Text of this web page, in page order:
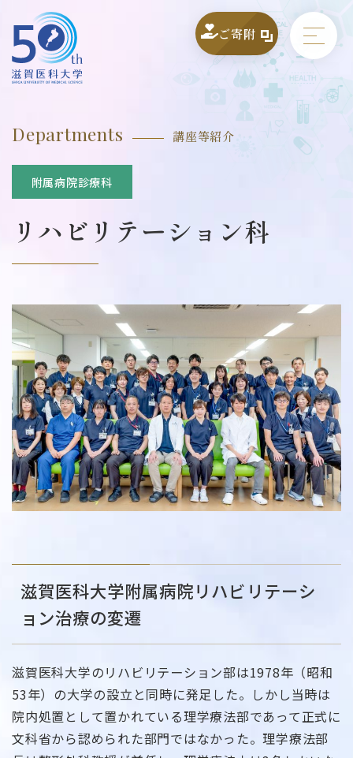
ご寄附
Departments 講座等紹介
附属病院診療科
リハビリテーション科
滋賀医科大学附属病院リハビリテーシ
ョン治療の変遷
滋賀医科大学のリハビリテーション部は1978年（昭和
53年）の大学の設立と同時に発足した。しかし当時は
院内処置として置かれている理学療法部であって正式に
文科省から認められた部門ではなかった。理学療法部